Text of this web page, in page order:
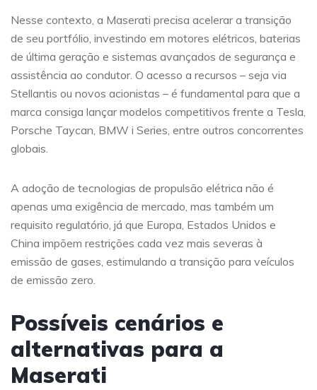
Nesse contexto, a Maserati precisa acelerar a transição
de seu portfólio, investindo em motores elétricos, baterias
de última geração e sistemas avançados de segurança e
assistência ao condutor. O acesso a recursos – seja via
Stellantis ou novos acionistas – é fundamental para que a
marca consiga lançar modelos competitivos frente a Tesla,
Porsche Taycan, BMW i Series, entre outros concorrentes
globais.
A adoção de tecnologias de propulsão elétrica não é
apenas uma exigência de mercado, mas também um
requisito regulatório, já que Europa, Estados Unidos e
China impõem restrições cada vez mais severas à
emissão de gases, estimulando a transição para veículos
de emissão zero.
Possíveis cenários e
alternativas para a
Maserati